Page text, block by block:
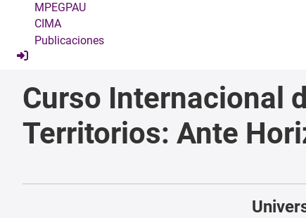
MPEGPAU
CIMA
Publicaciones
Curso Internacional
Territorios: Ante